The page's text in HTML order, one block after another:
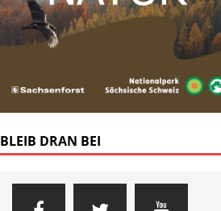
BLEIB DRAN BEI